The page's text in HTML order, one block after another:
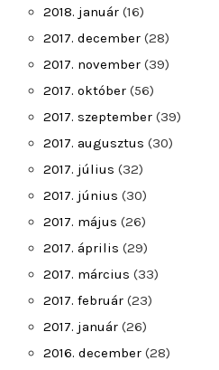
2018. január (16)
2017. december (28)
2017. november (39)
2017. október (56)
2017. szeptember (39)
2017. augusztus (30)
2017. július (32)
2017. június (30)
2017. május (26)
2017. április (29)
2017. március (33)
2017. február (23)
2017. január (26)
2016. december (28)